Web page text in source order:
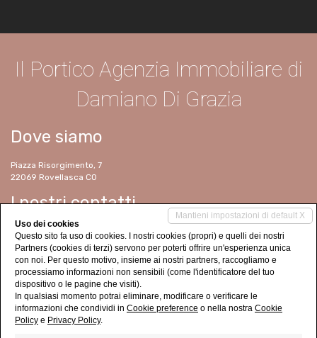
Il Portico Agenzia Immobiliare di
Damiano Di Grazia
Dove siamo
Piazza Risorgimento, 7
22069 Rovellasca CO
I nostri contatti
Tel. 02 96740826
immobiliareilportico@gmail.com
www.immobiliareilportico.it
Mantieni impostazioni di default X
Uso dei cookies
Questo sito fa uso di cookies. I nostri cookies (propri) e quelli dei nostri
Partners (cookies di terzi) servono per poterti offrire un'esperienza unica
con noi. Per questo motivo, insieme ai nostri partners, raccogliamo e
processiamo informazioni non sensibili (come l'identificatore del tuo
dispositivo o le pagine che visiti).
In qualsiasi momento potrai eliminare, modificare o verificare le
informazioni che condividi in Cookie preference o nella nostra Cookie
Policy e Privacy Policy.